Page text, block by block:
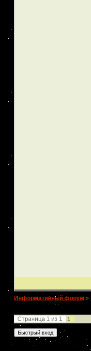
Информативный форум »
КОБЕЛЯ-ПРОИЗВОДИТЕЛЯ
Страница 1 из 1 1